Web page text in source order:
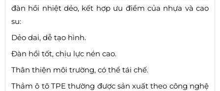
đàn hồi nhiệt dẻo, kết hợp ưu điểm của nhựa và cao
su:
Dẻo dai, dễ tạo hình.
Đàn hồi tốt, chịu lực nén cao.
Thân thiện môi trường, có thể tái chế.
Thảm ô tô TPE thường được sản xuất theo công nghệ